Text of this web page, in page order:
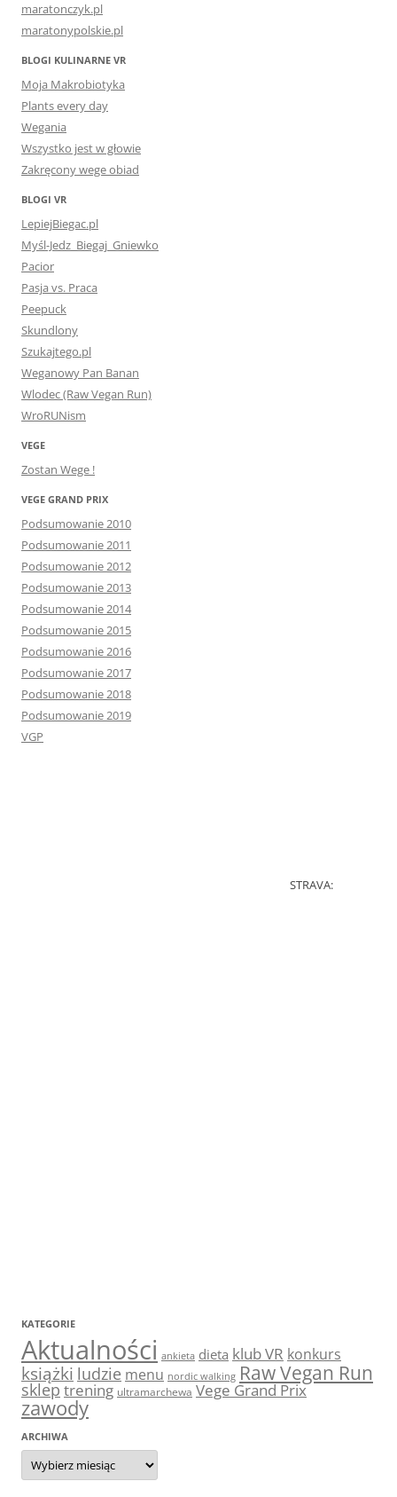
maratonczyk.pl
maratonypolskie.pl
BLOGI KULINARNE VR
Moja Makrobiotyka
Plants every day
Wegania
Wszystko jest w głowie
Zakręcony wege obiad
BLOGI VR
LepiejBiegac.pl
Myśl-Jedz_Biegaj_Gniewko
Pacior
Pasja vs. Praca
Peepuck
Skundlony
Szukajtego.pl
Weganowy Pan Banan
Wlodec (Raw Vegan Run)
WroRUNism
VEGE
Zostan Wege !
VEGE GRAND PRIX
Podsumowanie 2010
Podsumowanie 2011
Podsumowanie 2012
Podsumowanie 2013
Podsumowanie 2014
Podsumowanie 2015
Podsumowanie 2016
Podsumowanie 2017
Podsumowanie 2018
Podsumowanie 2019
VGP
STRAVA:
KATEGORIE
Aktualności ankieta dieta klub VR konkurs
książki ludzie menu nordic walking Raw Vegan Run
skleptrening ultramarchewa Vege Grand Prix
zawody
ARCHIWA
Archiwa